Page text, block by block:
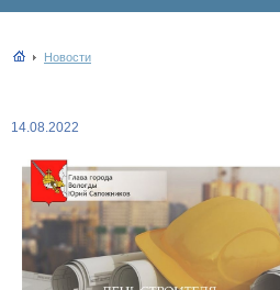
Новости
14.08.2022